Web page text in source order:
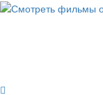
Skip